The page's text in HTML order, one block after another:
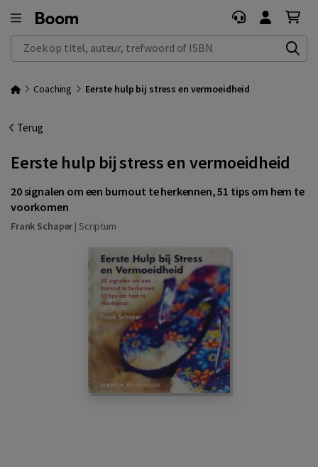
Zoek op titel, auteur, trefwoord of ISBN
Coaching Eerste hulp bij stress en vermoeidheid
Terug
Eerste hulp bij stress en vermoeidheid
20 signalen om een burnout te herkennen, 51 tips om hem te
voorkomen
Frank Schaper | Scriptum